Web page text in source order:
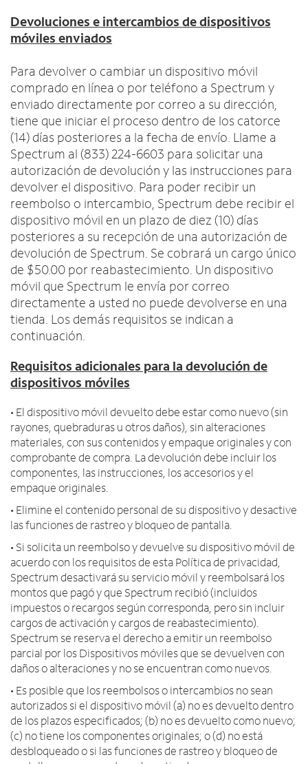
Devoluciones e intercambios de dispositivos
móviles enviados
Para devolver o cambiar un dispositivo móvil
comprado en línea o por teléfono a Spectrum y
enviado directamente por correo a su dirección,
tiene que iniciar el proceso dentro de los catorce
(14) días posteriores a la fecha de envío. Llame a
Spectrum al (833) 224-6603 para solicitar una
autorización de devolución y las instrucciones para
devolver el dispositivo. Para poder recibir un
reembolso o intercambio, Spectrum debe recibir el
dispositivo móvil en un plazo de diez (10) días
posteriores a su recepción de una autorización de
devolución de Spectrum. Se cobrará un cargo único
de $50.00 por reabastecimiento. Un dispositivo
móvil que Spectrum le envía por correo
directamente a usted no puede devolverse en una
tienda. Los demás requisitos se indican a
continuación.
Requisitos adicionales para la devolución de
dispositivos móviles
• El dispositivo móvil devuelto debe estar como nuevo (sin
rayones, quebraduras u otros daños), sin alteraciones
materiales, con sus contenidos y empaque originales y con
comprobante de compra. La devolución debe incluir los
componentes, las instrucciones, los accesorios y el
empaque originales.
• Elimine el contenido personal de su dispositivo y desactive
las funciones de rastreo y bloqueo de pantalla.
• Si solicita un reembolso y devuelve su dispositivo móvil de
acuerdo con los requisitos de esta Política de privacidad,
Spectrum desactivará su servicio móvil y reembolsará los
montos que pagó y que Spectrum recibió (incluidos
impuestos o recargos según corresponda, pero sin incluir
cargos de activación y cargos de reabastecimiento).
Spectrum se reserva el derecho a emitir un reembolso
parcial por los Dispositivos móviles que se devuelven con
daños o alteraciones y no se encuentran como nuevos.
• Es posible que los reembolsos o intercambios no sean
autorizados si el dispositivo móvil (a) no es devuelto dentro
de los plazos especificados; (b) no es devuelto como nuevo;
(c) no tiene los componentes originales; o (d) no está
desbloqueado o si las funciones de rastreo y bloqueo de